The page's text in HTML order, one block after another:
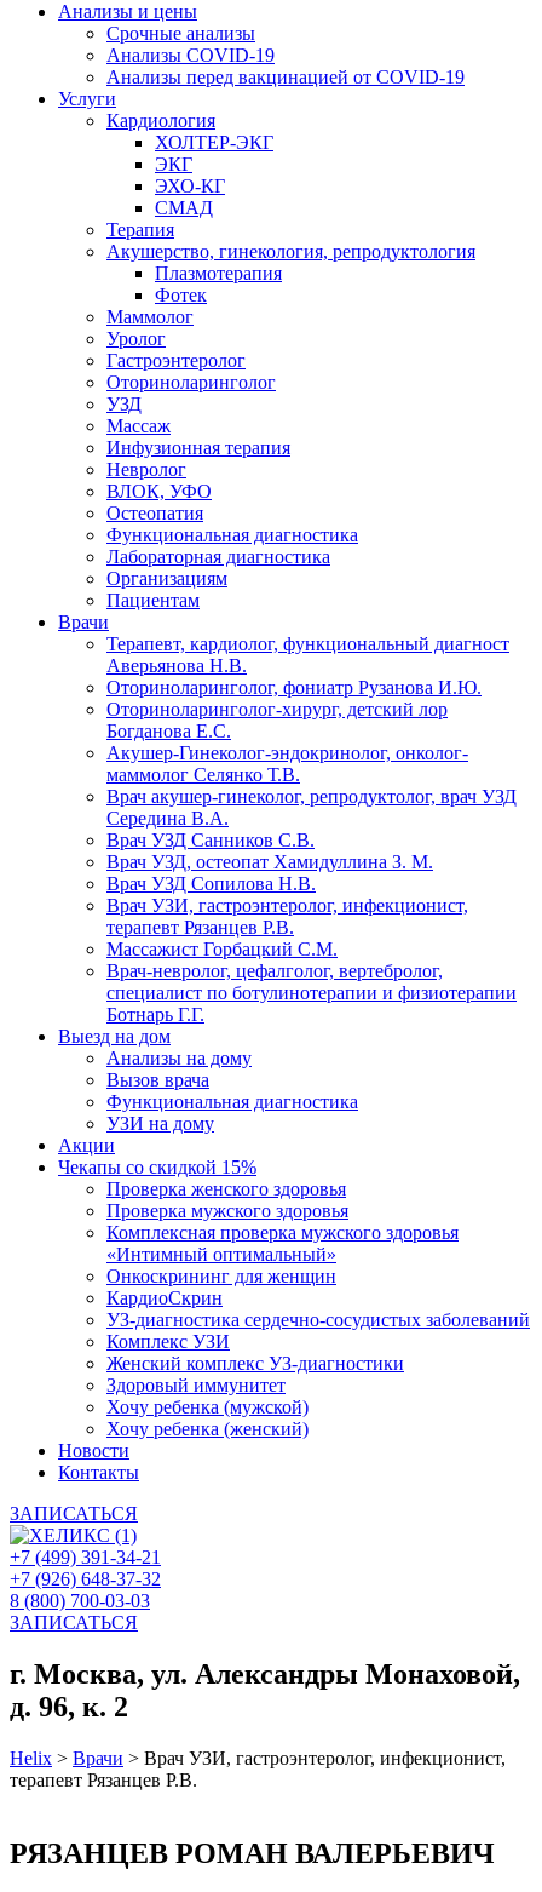
Анализы и цены
Срочные анализы
Анализы COVID-19
Анализы перед вакцинацией от COVID-19
Услуги
Кардиология
ХОЛТЕР-ЭКГ
ЭКГ
ЭХО-КГ
СМАД
Терапия
Акушерство, гинекология, репродуктология
Плазмотерапия
Фотек
Маммолог
Уролог
Гастроэнтеролог
Оториноларинголог
УЗД
Массаж
Инфузионная терапия
Невролог
ВЛОК, УФО
Остеопатия
Функциональная диагностика
Лабораторная диагностика
Организациям
Пациентам
Врачи
Терапевт, кардиолог, функциональный диагност
Аверьянова Н.В.
Оториноларинголог, фониатр Рузанова И.Ю.
Оториноларинголог-хирург, детский лор
Богданова Е.С.
Акушер-Гинеколог-эндокринолог, онколог-
маммолог Селянко Т.В.
Врач акушер-гинеколог, репродуктолог, врач УЗД
Середина В.А.
Врач УЗД Санников С.В.
Врач УЗД, остеопат Хамидуллина З. М.
Врач УЗД Сопилова Н.В.
Врач УЗИ, гастроэнтеролог, инфекционист,
терапевт Рязанцев Р.В.
Массажист Горбацкий С.М.
Врач-невролог, цефалголог, вертебролог,
специалист по ботулинотерапии и физиотерапии
Ботнарь Г.Г.
Выезд на дом
Анализы на дому
Вызов врача
Функциональная диагностика
УЗИ на дому
Акции
Чекапы со скидкой 15%
Проверка женского здоровья
Проверка мужского здоровья
Комплексная проверка мужского здоровья
«Интимный оптимальный»
Онкоcкрининг для женщин
КардиоСкрин
УЗ-диагностика сердечно-сосудистых заболеваний
Комплекс УЗИ
Женский комплекс УЗ-диагностики
Здоровый иммунитет
Хочу ребенка (мужской)
Хочу ребенка (женский)
Новости
Контакты
ЗАПИСАТЬСЯ
+7 (499) 391-34-21
+7 (926) 648-37-32
8 (800) 700-03-03
ЗАПИСАТЬСЯ
г. Москва, ул. Александры Монаховой,
д. 96, к. 2
Helix > Врачи > Врач УЗИ, гастроэнтеролог, инфекционист,
терапевт Рязанцев Р.В.
РЯЗАНЦЕВ РОМАН ВАЛЕРЬЕВИЧ